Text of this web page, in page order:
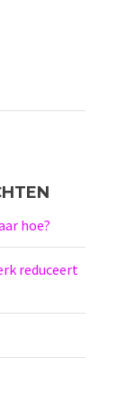
hoe?
reduceert